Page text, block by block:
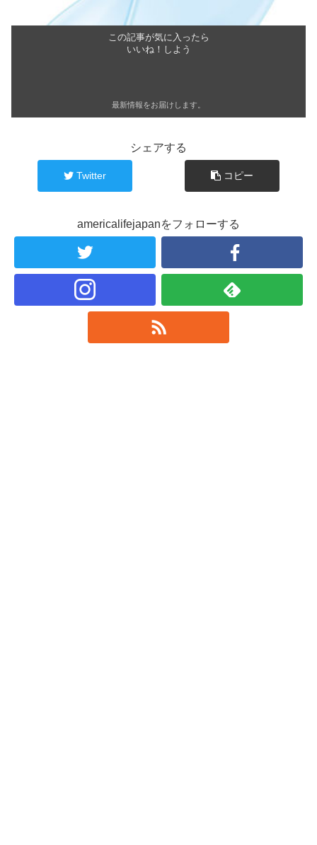
この記事が気に入ったら
いいね！しよう
最新情報をお届けします。
シェアする
Twitter コピー
americalifejapanをフォローする